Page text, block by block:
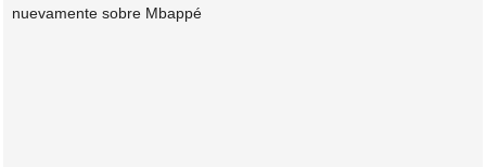
nuevamente sobre Mbappé